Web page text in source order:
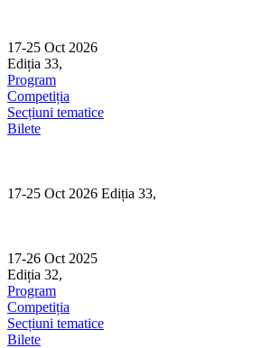
content
17-25 Oct 2026
Ediția 33,
Program
Competiția
Secțiuni tematice
Bilete
17-25 Oct 2026 Ediția 33,
17-26 Oct 2025
Ediția 32,
Program
Competiția
Secțiuni tematice
Bilete